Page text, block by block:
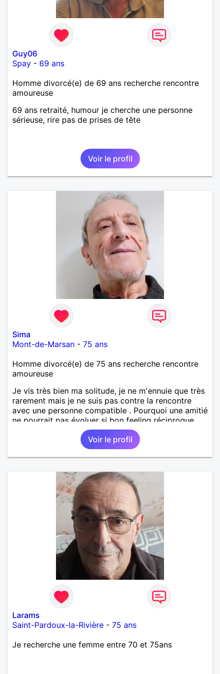
Guy06
Spay - 69 ans
Homme divorcé(e) de 69 ans recherche rencontre
amoureuse
69 ans retraité, humour je cherche une personne
sérieuse, rire pas de prises de tête
Voir le profil
Sima
Mont-de-Marsan - 75 ans
Homme divorcé(e) de 75 ans recherche rencontre
amoureuse
Je vis très bien ma solitude, je ne m'ennuie que très
rarement mais je ne suis pas contre la rencontre
avec une personne compatible . Pourquoi une amitié
ne pourrait pas évoluer si bon feeling réciproque...
Je recherche de la proximité car je ne souhaite pas
vivre sous le même toit.Voir le profil
Larams
Saint-Pardoux-la-Rivière - 75 ans
Je recherche une femme entre 70 et 75ans